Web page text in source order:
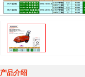
产品介绍